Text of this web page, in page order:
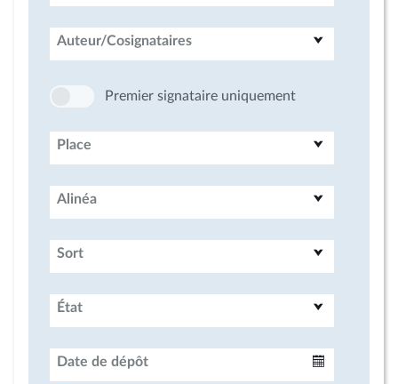
Auteur/Cosignataires
Premier signataire uniquement
Place
Alinéa
Sort
État
Date de dépôt